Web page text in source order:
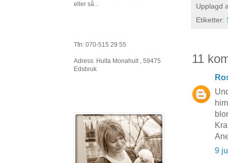
Upplagd
Etiketter:
11
9
eller så...
Tfn: 070-515 29 55
Adress: Hulta Monahult , 59475
Edsbruk